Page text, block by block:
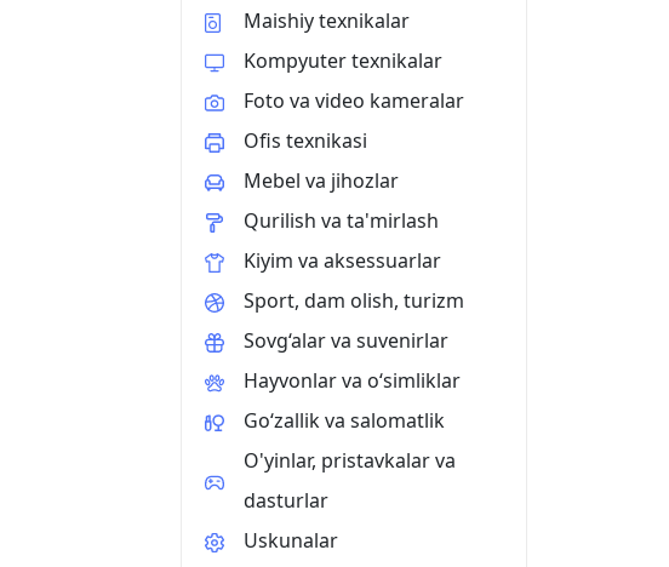
Maishiy texnikalar
Kompyuter texnikalar
Foto va video kameralar
Ofis texnikasi
Mebel va jihozlar
Qurilish va ta'mirlash
Kiyim va aksessuarlar
Sport, dam olish, turizm
Sovg‘alar va suvenirlar
Hayvonlar va o‘simliklar
Go‘zallik va salomatlik
O'yinlar, pristavkalar va
dasturlar
Uskunalar